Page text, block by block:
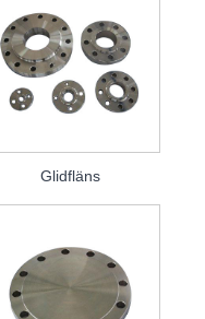
Glidfläns